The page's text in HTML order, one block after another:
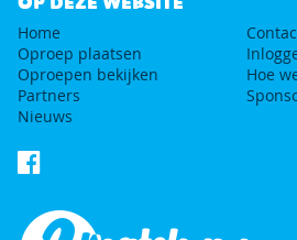
Home
Oproep plaatsen
Oproepen bekijken
Hoe
Partners
Nieuws